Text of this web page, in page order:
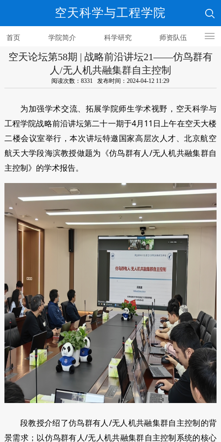
空天科学与工程学院
首页 学院简介 科学研究 师资队伍
人才培养
空天论坛第58期 | 战略前沿讲坛21——仿鸟群有
人/无人机共融集群自主控制
阅读次数：8331 发布时间：2024-04-12 11:29